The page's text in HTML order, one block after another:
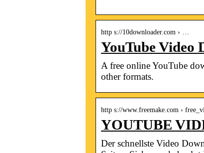
http s://10downloader.com › …
YouTube Video
A free online YouTube
other formats.
http s://www.freemake.com ›
YOUTUBE
Der schnellste Video